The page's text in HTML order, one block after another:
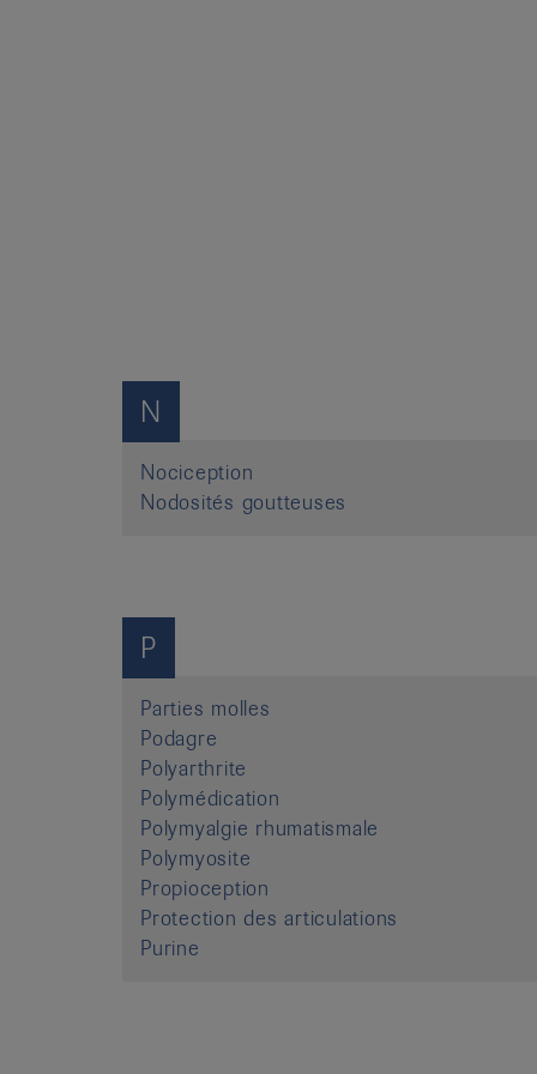
N
Nociception
Nodosités goutteuses
P
Parties molles
Podagre
Polyarthrite
Polymédication
Polymyalgie rhumatismale
Polymyosite
Propioception
Protection des articulations
Purine